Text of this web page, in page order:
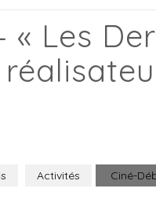
« Les
Activités
Ciné-